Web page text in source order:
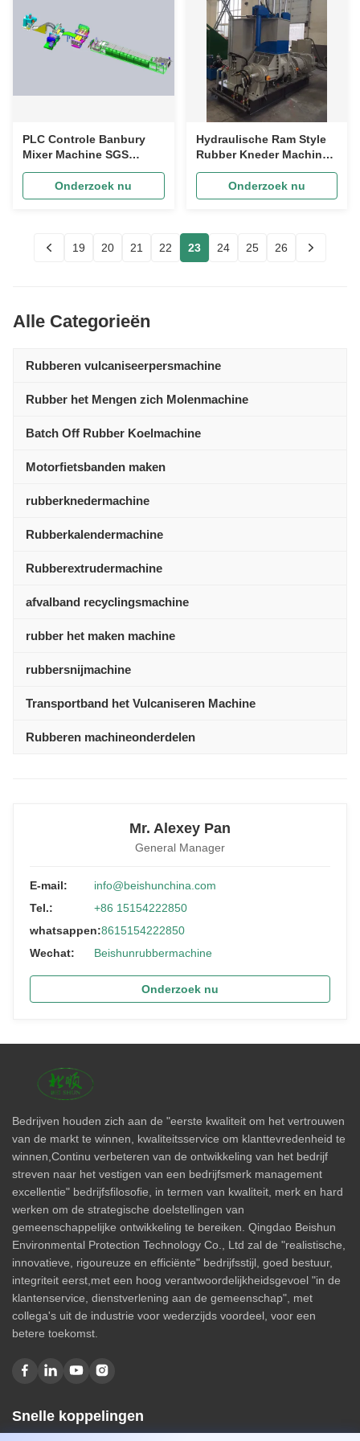
PLC Controle Banbury
Mixer Machine SGS
Kunststof Rubber
Mengmachines
Onderzoek nu
Hydraulische Ram Style
Rubber Kneder Machine
75 Liter Rubber Banbury
Machine mengen
Onderzoek nu
19 20 21 22 23 24 25 26
Alle Categorieën
Rubberen vulcaniseerpersmachine
Rubber het Mengen zich Molenmachine
Batch Off Rubber Koelmachine
Motorfietsbanden maken
rubberknedermachine
Rubberkalendermachine
Rubberextrudermachine
afvalband recyclingsmachine
rubber het maken machine
rubbersnijmachine
Transportband het Vulcaniseren Machine
Rubberen machineonderdelen
Mr. Alexey Pan
General Manager
E-mail:
info@beishunchina.com
Tel.:
+86 15154222850
whatsappen:8615154222850
Wechat:
Beishunrubbermachine
Onderzoek nu
Bedrijven houden zich aan de "eerste kwaliteit om het vertrouwen
van de markt te winnen, kwaliteitsservice om klanttevredenheid te
winnen,Continu verbeteren van de ontwikkeling van het bedrijf
streven naar het vestigen van een bedrijfsmerk management
excellentie" bedrijfsfilosofie, in termen van kwaliteit, merk en hard
werken om de strategische doelstellingen van
gemeenschappelijke ontwikkeling te bereiken. Qingdao Beishun
Environmental Protection Technology Co., Ltd zal de "realistische,
innovatieve, rigoureuze en efficiënte" bedrijfsstijl, goed bestuur,
integriteit eerst,met een hoog verantwoordelijkheidsgevoel "in de
klantenservice, dienstverlening aan de gemeenschap", met
collega's uit de industrie voor wederzijds voordeel, voor een
betere toekomst.
Snelle koppelingen